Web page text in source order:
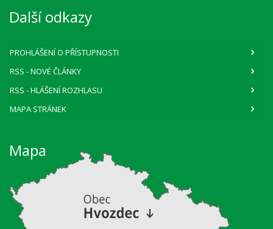
Další odkazy
PROHLÁŠENÍ O PŘÍSTUPNOSTI
RSS - NOVÉ ČLÁNKY
RSS - HLÁŠENÍ ROZHLASU
MAPA STRÁNEK
Mapa